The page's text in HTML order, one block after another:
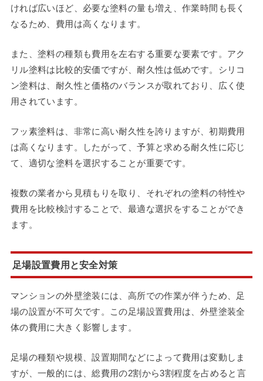
ければ広いほど、必要な塗料の量も増え、作業時間も長く
なるため、費用は高くなります。
また、塗料の種類も費用を左右する重要な要素です。アク
リル塗料は比較的安価ですが、耐久性は低めです。シリコ
ン塗料は、耐久性と価格のバランスが取れており、広く使
用されています。
フッ素塗料は、非常に高い耐久性を誇りますが、初期費用
は高くなります。したがって、予算と求める耐久性に応じ
て、適切な塗料を選択することが重要です。
複数の業者から見積もりを取り、それぞれの塗料の特性や
費用を比較検討することで、最適な選択をすることができ
ます。
足場設置費用と安全対策
マンションの外壁塗装には、高所での作業が伴うため、足
場の設置が不可欠です。この足場設置費用は、外壁塗装全
体の費用に大きく影響します。
足場の種類や規模、設置期間などによって費用は変動しま
すが、一般的には、総費用の2割から3割程度を占めると言